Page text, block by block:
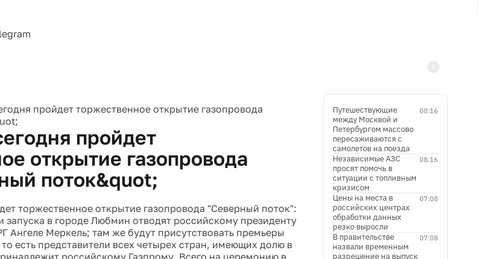
пройдет торжественное открытие газопровода
пройдет
открытие газопровода
поток&quot;
торжественное открытие газопровода "Северный поток":
запуска в городе Любмин отводят российскому президенту
Ангеле Меркель; там же будут присутствовать премьеры
есть представители всех четырех стран, имеющих долю в
08:16
Путешествующие
между Москвой и
Петербургом массово
пересаживаются с
самолетов на поезда
08:16
Независимые АЗС
просят помочь в
ситуации с топливным
кризисом
07:08
Цены на места в
российских центрах
обработки данных
резко выросли
07:08
В правительстве
назвали временным
разрешение на выпуск